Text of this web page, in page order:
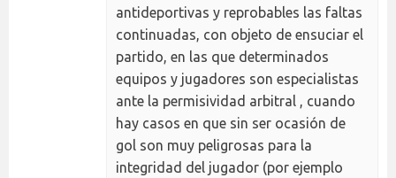
antideportivas y reprobables las faltas
continuadas, con objeto de ensuciar el
partido, en las que determinados
equipos y jugadores son especialistas
ante la permisividad arbitral , cuando
hay casos en que sin ser ocasión de
gol son muy peligrosas para la
integridad del jugador (por ejemplo